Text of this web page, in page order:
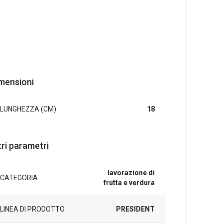
LUNGHEZZA (CM) 18
parametri
CATEGORIA
lavorazione di
frutta e verdura
LINEA DI PRODOTTO PRESIDENT